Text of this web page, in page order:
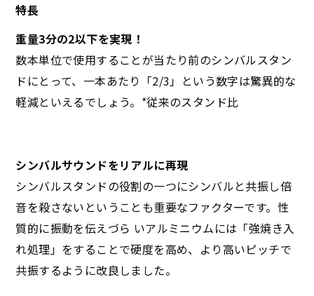
特長
重量3分の2以下を実現！
数本単位で使用することが当たり前のシンバルスタン
ドにとって、一本あたり「2/3」という数字は驚異的な
軽減といえるでしょう。*従来のスタンド比
シンバルサウンドをリアルに再現
シンバルスタンドの役割の一つにシンバルと共振し倍
音を殺さないということも重要なファクターです。性
質的に振動を伝えづら いアルミニウムには「強焼き入
れ処理」をすることで硬度を高め、より高いピッチで
共振するように改良しました。